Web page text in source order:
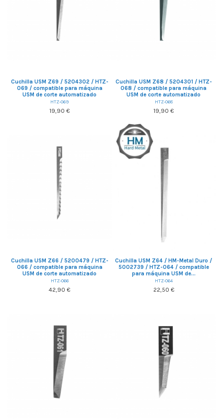
Cuchilla USM Z69 / 5204302 / HTZ-
069 / compatible para máquina
USM de corte automatizado
HTZ-069
19,90 €
Cuchilla USM Z68 / 5204301 / HTZ-
068 / compatible para máquina
USM de corte automatizado
HTZ-068
19,90 €
Cuchilla USM Z66 / 5200479 / HTZ-
066 / compatible para máquina
USM de corte automatizado
HTZ-066
42,90 €
Cuchilla USM Z64 / HM-Metal Duro /
5002739 / HTZ-064 / compatible
para máquina USM de...
HTZ-064
22,50 €